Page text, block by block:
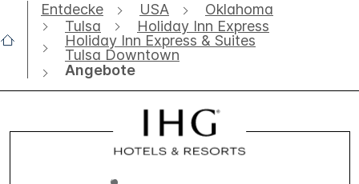
Entdecke USA
Oklahoma
Tulsa
Holiday Inn Express
Holiday Inn Express & Suites
Tulsa Downtown
Angebote